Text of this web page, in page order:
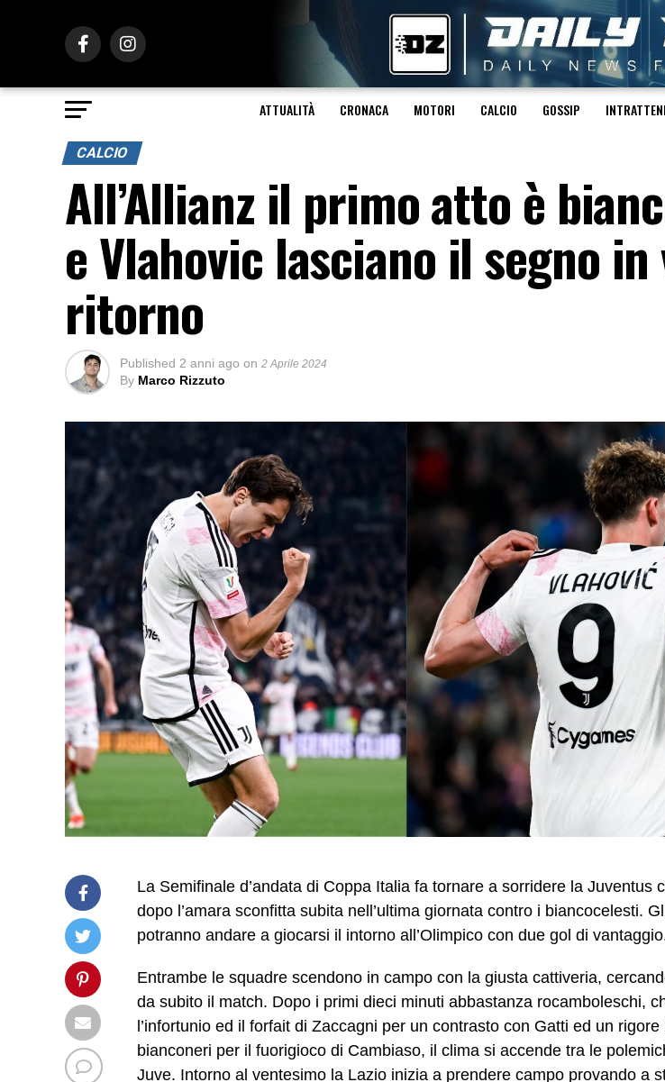
ATTUALITÀ CRONACA MOTORI CALCIO GOSSIP
CALCIO
All’Allianz il primo atto è
e Vlahovic lasciano il segno
ritorno
Published 2 anni ago on 2 Aprile 2024
By Marco Rizzuto
La Semifinale d’andata di Coppa Italia fa tornare a sorridere la Juventus
dopo l’amara sconfitta subita nell’ultima giornata contro i biancocelesti.
potranno andare a giocarsi il intorno all’Olimpico con due gol di
Entrambe le squadre scendono in campo con la giusta cattiveria,
da subito il match. Dopo i primi dieci minuti abbastanza rocamboleschi,
l’infortunio ed il forfait di Zaccagni per un contrasto con Gatti ed un rigore
bianconeri per il fuorigioco di Cambiaso, il clima si accende tra le
Juve. Intorno al ventesimo la Lazio inizia a prendere campo provando a